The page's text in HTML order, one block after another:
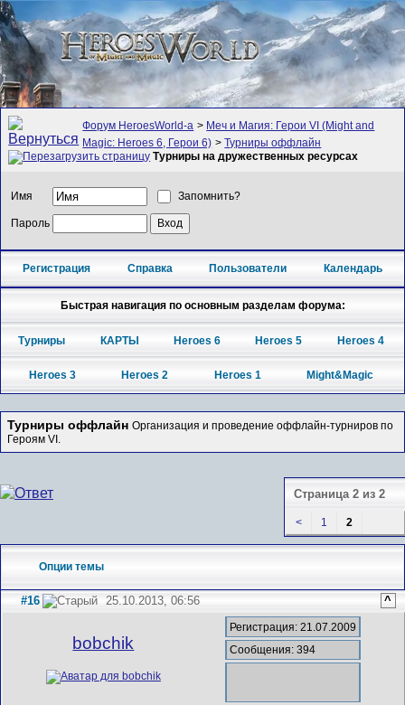
Форум HeroesWorld-а > Меч и Магия: Герои VI (Might and
Magic: Heroes 6, Герои 6) >Турниры оффлайн
Турниры на дружественных ресурсах
Имя Запомнить?
Пароль
Регистрация Справка Пользователи Календарь
Быстрая навигация по основным разделам форума:
Турниры КАРТЫ Heroes 6 Heroes 5 Heroes 4
Heroes 3 Heroes 2 Heroes 1 Might&Magic
Турниры оффлайн Организация и проведение оффлайн-турниров по
Героям VI.
Страница 2 из 2
< 1 2
Опции темы
#16 25.10.2013, 06:56 ^
bobchik
Регистрация: 21.07.2009
Сообщения: 394